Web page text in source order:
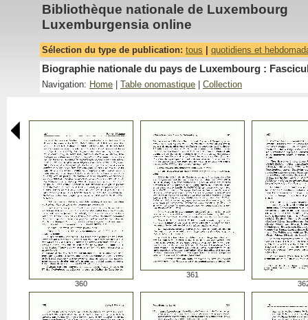
Bibliothèque nationale de Luxembourg
Luxemburgensia online
Sélection du type de publication: tous quotidiens et
Biographie nationale du pays de Luxembourg :
Navigation: Home Table onomastique Collection
360
361